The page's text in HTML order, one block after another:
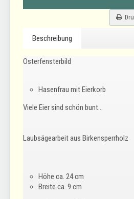
Beschreibung
Osterfensterbild
Hasenfrau mit Eierkorb
Viele Eier sind schön bunt...
Laubsägearbeit aus Birkensperrholz
Höhe ca. 24 cm
Breite ca. 9 cm